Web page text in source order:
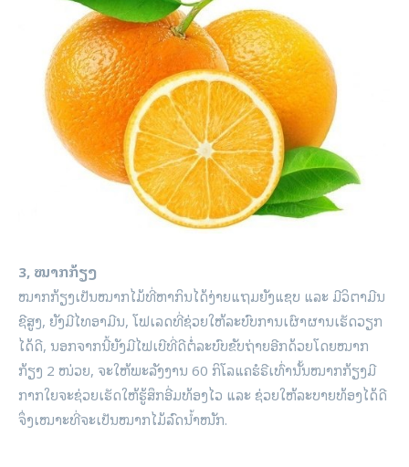
3, ໝາກກ້ຽງ
ໝາກກ້ຽງເປັນໝາກໄມ້ທີ່ຫາກິນໄດ້ງ່າຍແຖມຍັງແຊບ ແລະ ມີວິຕາມີນ
ຊີສູງ, ຍັງມີໄທອາມີນ, ໂຟເລດທີ່ຊ່ວຍໃຫ້ລະບົບການເຜົາຜານເຮັດວຽກ
ໄດ້ດີ, ນອກຈາກນີ້ຍັງມີໄຟເບີທີ່ດີຕໍ່ລະບົບຂັບຖ່າຍອີກດ້ວຍໂດຍໝາກ
ກ້ຽງ 2 ໜ່ວຍ, ຈະໃຫ້ພະລັງງານ 60 ກິໂລແຄຮໍຣີເທົ່ານັ້ນໝາກກ້ຽງມີ
ກາກໃຍຈະຊ່ວຍເຮັດໃຫ້ຮູ້ສຶກອີ່ມທ້ອງໄວ ແລະ ຊ່ວຍໃຫ້ລະບາຍທ້ອງໄດ້ດີ
ຈຶ່ງເໝາະທີ່ຈະເປັນໝາກໄມ້ລົດນ້ຳໜັກ.